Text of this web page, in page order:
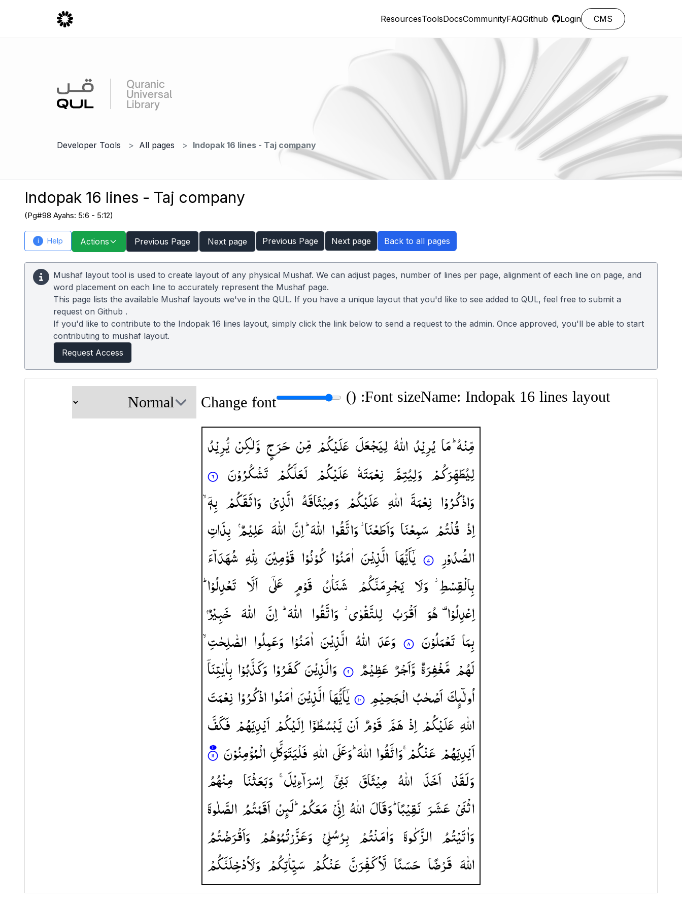
ResourcesToolsDocsCommunityFAQGithub Login CMS
Developer Tools All pages Indopak 16 lines - Taj company
Indopak 16 lines - Taj company
(Pg#98 Ayahs: 5:6 - 5:12)
i Help Actions Previous Page Next page Previous Page Next page Back to all pages
Mushaf layout tool is used to create layout of any physical Mushaf. We can adjust pages, number of lines per page, alignment of each line on page, and
word placement on each line to accurately represent the Mushaf page.
This page lists the available Mushaf layouts we've in the QUL. If you have a unique layout that you'd like to see added to QUL, feel free to submit a
request on Github .
If you'd like to contribute to the Indopak 16 lines layout, simply click the link below to send a request to the admin. Once approved, you'll be able to start
contributing to mushaf layout.
Request Access
Name: Indopak 16 lines layout
Font size: (
)
Change font
مِّنْهُ ؕ مَایُرِیْدُ اللّٰهُ لِیَجْعَلَ عَلَیْكُمْ مِّنْ حَرَجٍ وَّلٰكِنْیُّرِیْدُ
لِیُطَهِّرَكُمْ وَلِیُتِمَّ نِعْمَتَهٗ عَلَیْكُمْ لَعَلَّكُمْ تَشْكُرُوْنَ
وَاذْكُرُوْا نِعْمَةَ اللّٰهِ عَلَیْكُمْ وَمِیْثَاقَهُ الَّذِیْ وَاثَقَكُمْ بِهٖۤ ۙ
اِذْ قُلْتُمْ سَمِعْنَا وَاَطَعْنَا ؗ وَاتَّقُوا اللّٰهَ ؕ اِنَّ اللّٰهَ عَلِیْمٌۢ بِذَاتِ
الصُّدُوْرِ
یٰۤاَیُّهَا الَّذِیْنَ اٰمَنُوْا كُوْنُوْا قَوّٰمِیْنَ لِلّٰهِ شُهَدَآءَ
بِالْقِسْطِ ؗ وَلَا یَجْرِمَنَّكُمْ شَنَاٰنُ قَوْمٍ عَلٰۤی اَلَّا تَعْدِلُوْا ؕ
اِعْدِلُوْا ۫ هُوَ اَقْرَبُ لِلتَّقْوٰی ؗ وَاتَّقُوا اللّٰهَ ؕ اِنَّ اللّٰهَ خَبِیْرٌ
بِمَا تَعْمَلُوْنَ وَعَدَ اللّٰهُ الَّذِیْنَ اٰمَنُوْا وَعَمِلُوا الصّٰلِحٰتِ ۙ
لَهُمْمَّغْفِرَةٌوَّاَجْرٌعَظِیْمٌ وَالَّذِیْنَكَفَرُوْا وَكَذَّبُوْابِاٰیٰتِنَاۤ
اُولٰٓىِٕكَاَصْحٰبُالْجَحِیْمِ یٰۤاَیُّهَاالَّذِیْنَاٰمَنُوااذْكُرُوْانِعْمَتَ
اللّٰهِ عَلَیْكُمْاِذْهَمَّ قَوْمٌاَنْیَّبْسُطُوْۤا اِلَیْكُمْاَیْدِیَهُمْفَكَفَّ
اَیْدِیَهُمْعَنْكُمْ ۚوَاتَّقُوااللّٰهَ ؕوَعَلَیاللّٰهِفَلْیَتَوَكَّلِالْمُؤْمِنُوْنَ
وَلَقَدْ اَخَذَ اللّٰهُ مِیْثَاقَ بَنِیْۤ اِسْرَآءِیْلَ ۚ وَبَعَثْنَا مِنْهُمُ
اثْنَیْ عَشَرَنَقِیْبًا ؕوَقَالَاللّٰهُاِنِّیْ مَعَكُمْ ؕلَىِٕنْ اَقَمْتُمُالصَّلٰوةَ
وَاٰتَیْتُمُ الزَّكٰوةَ وَاٰمَنْتُمْ بِرُسُلِیْ وَعَزَّرْتُمُوْهُمْ وَاَقْرَضْتُمُ
اللّٰهَ قَرْضًا حَسَنًا لَّاُكَفِّرَنَّ عَنْكُمْ سَیِّاٰتِكُمْ وَلَاُدْخِلَنَّكُمْ